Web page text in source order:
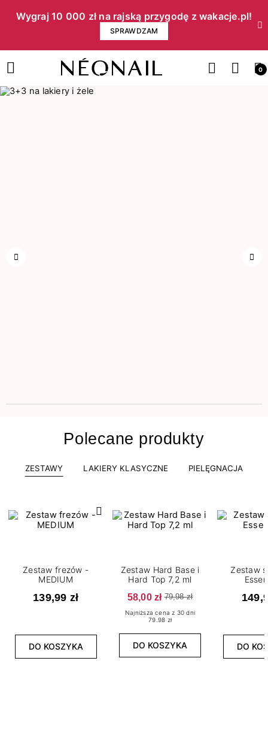
Wygraj 10 000 zł na rajską przygodę z wakacje.pl!​
SPRAWDZAM
0
Polecane produkty
ZESTAWY LAKIERY KLASYCZNE PIELĘGNACJA
Zestaw frezów -
MEDIUM
139,99 zł
DO KOSZYKA
Zestaw Hard Base i
Hard Top 7,2 ml
58,00 zł 79,98 zł
Najniższa cena z 30 dni
79.98 zł
DO KOSZYKA
Zestaw
DO